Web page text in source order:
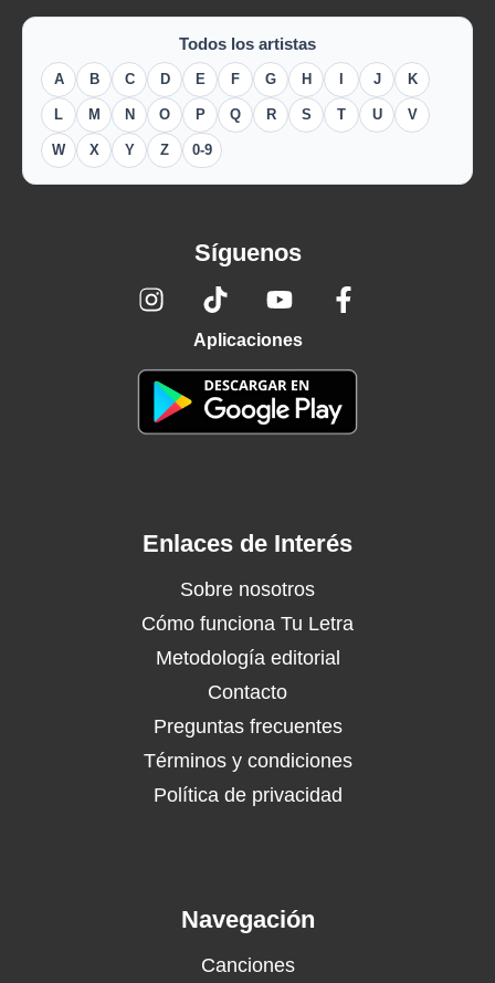
Todos los artistas
A B C D E F G H J K
L M N O P Q R S T U V
W X Y Z 0-9
Síguenos
Aplicaciones
Enlaces de Interés
Sobre nosotros
Cómo funciona Tu Letra
Metodología editorial
Contacto
Preguntas frecuentes
Términos y condiciones
Política de privacidad
Navegación
Canciones